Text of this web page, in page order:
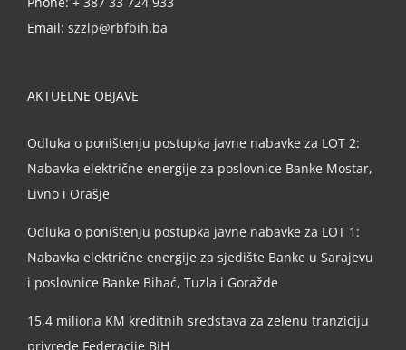
Email: szzlp@rbfbih.ba
AKTUELNE OBJAVE
Odluka o poništenju postupka javne nabavke za LOT 2:
Nabavka električne energije za poslovnice Banke Mostar,
Livno i Orašje
Odluka o poništenju postupka javne nabavke za LOT 1:
Nabavka električne energije za sjedište Banke u Sarajevu
i poslovnice Banke Bihać, Tuzla i Goražde
15,4 miliona KM kreditnih sredstava za zelenu tranziciju
privrede Federacije BiH